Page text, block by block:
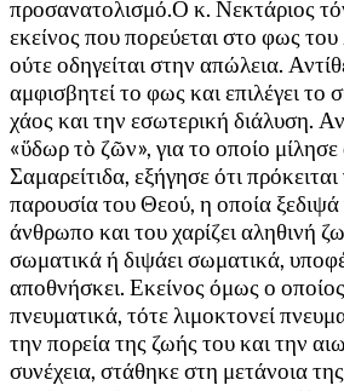
προσανατολισμό.Ο κ. Νεκτάριος
εκείνος που πορεύεται στο φως του
ούτε οδηγείται στην απώλεια.
αμφισβητεί το φως και επιλέγει το
χάος και την εσωτερική διάλυση.
«ὕδωρ τὸ ζῶν», για το οποίο
Σαμαρείτιδα, εξήγησε ότι
παρουσία του Θεού, η οποία ξεδιψά
άνθρωπο και του χαρίζει αληθινή
σωματικά ή διψάει σωματικά,
αποθνήσκει. Εκείνος όμως ο οποίος
πνευματικά, τότε λιμοκτονεί
την πορεία της ζωής του και την
συνέχεια, στάθηκε στη μετάνοια